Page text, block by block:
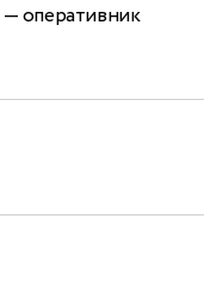
— оперативник